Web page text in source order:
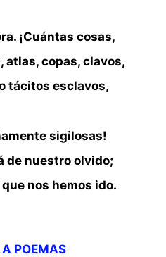
¡Cuántas cosas,
atlas, copas, clavos,
tácitos esclavos,
sigilosas!
de nuestro olvido;
nos hemos ido.
POEMAS